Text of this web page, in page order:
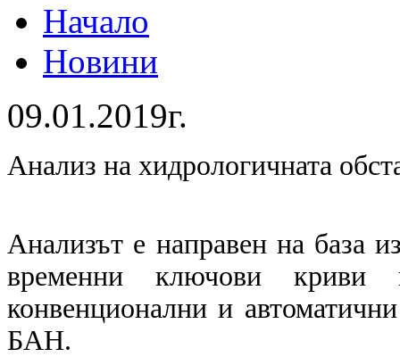
Начало
Новини
09.01.2019г.
Анализ на хидрологичната
Анализът е направен на база
временни ключови криви
конвенционални и
БАН.